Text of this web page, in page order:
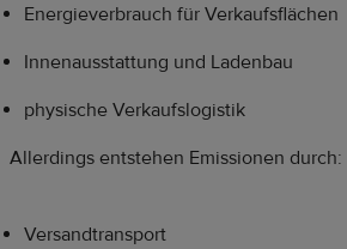
Energieverbrauch für Verkaufsflächen
Innenausstattung und Ladenbau
physische Verkaufslogistik
Allerdings entstehen Emissionen durch:
Versandtransport